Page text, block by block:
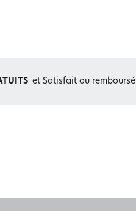
et Satisfait ou remboursé